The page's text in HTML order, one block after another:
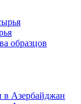
образцов
Азербайджан